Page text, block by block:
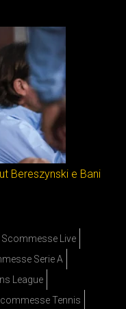
Bereszynski e Bani
Scommesse Live
Serie A
League
Tennis